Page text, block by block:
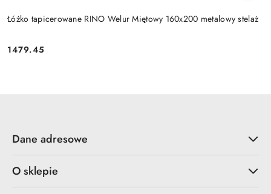
Łóżko tapicerowane RINO Welur Miętowy 160x200 metalowy stelaż
Cena:
1479.45
Dane adresowe
O sklepie